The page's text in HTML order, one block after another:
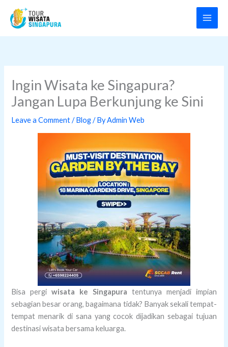
content
Ingin Wisata ke Singapura?
Jangan Lupa Berkunjung ke Sini
Leave a Comment /Blog/ ByAdmin Web
Bisa pergiwisata ke Singapura tentunya menjadi impian
sebagian besar orang, bagaimana tidak? Banyak sekali tempat-
tempat menarik di sana yang cocok dijadikan sebagai tujuan
destinasi wisata bersama keluarga.